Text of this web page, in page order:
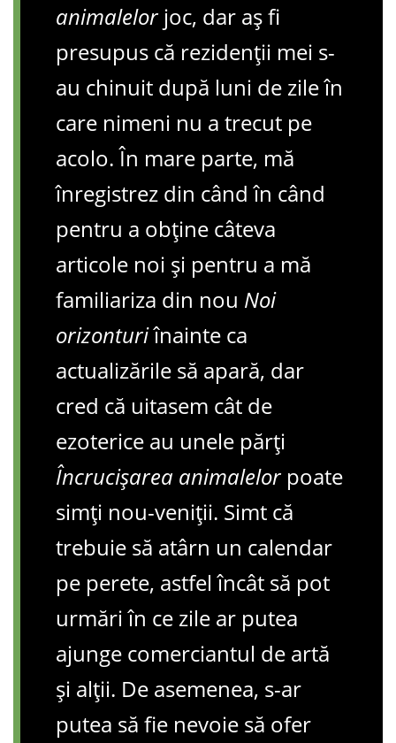
animalelorjoc, dar aș fi
presupus că rezidenții mei s-
au chinuit după luni de zile în
care nimeni nu a trecut pe
acolo. În mare parte, mă
înregistrez din când în când
pentru a obține câteva
articole noi și pentru a mă
familiariza din nou Noi
orizonturiînainte ca
actualizările să apară, dar
cred că uitasem cât de
ezoterice au unele părți
Încrucișarea animalelorpoate
simți nou-veniții. Simt că
trebuie să atârn un calendar
pe perete, astfel încât să pot
urmări în ce zile ar putea
ajunge comerciantul de artă
și alții. De asemenea, s-ar
putea să fie nevoie să ofer